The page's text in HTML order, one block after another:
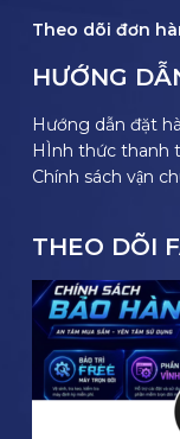
Theo dõi đơn
HƯỚNG
Hướng dẫn đặt
HÌnh thức thanh
Chính sách vận
THEO DÕI